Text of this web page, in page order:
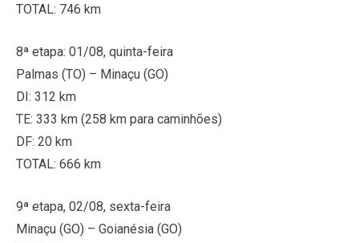
TOTAL: 746 km
8ª etapa: 01/08, quinta-feira
Palmas (TO) – Minaçu (GO)
DI: 312 km
TE: 333 km (258 km para caminhões)
DF: 20 km
TOTAL: 666 km
9ª etapa, 02/08, sexta-feira
Minaçu (GO) – Goianésia (GO)